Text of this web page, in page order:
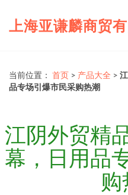
上海亚谦麟商贸
当前位置： 首页 > 产品大全 >
品专场引爆市民采购热潮
江阴外贸精
幕，日用品